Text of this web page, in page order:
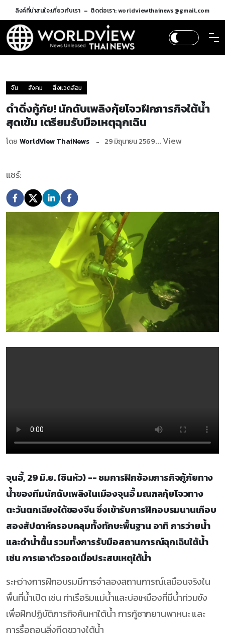
ลิงค์ที่น่าสนใจ:เกี่ยวกับเรา ติดต่อเรา: worldviewthainews@gmail.com
จีน สังคม สิ่งแวดล้อม
ดำดิ่งกู้ภัย! นักดับเพลิงกุ้ยโจวฝึกภารกิจใต้น้ำ
สุดเข้ม เตรียมรับมือเหตุฉุกเฉิน
โดย WorldView ThaiNews 29 มิถุนายน 2569... View
แชร์:
จุนอี้, 29 มิ.ย. (ซินหัว) -- ชมการฝึกซ้อมภารกิจกู้ภัยทาง
น้ำของทีมนักดับเพลิงในเมืองจุนอี้ มณฑลกุ้ยโจวทาง
ตะวันตกเฉียงใต้ของจีน ซึ่งเข้ารับการฝึกอบรมนานเกือบ
สองสัปดาห์ครอบคลุมทั้งทักษะพื้นฐาน อาทิ การว่ายน้ำ
และดำน้ำตื้น รวมทั้งการรับมือสถานการณ์ฉุกเฉินใต้น้ำ
เช่น การเอาตัวรอดเมื่อประสบเหตุใต้น้ำ
ระหว่างการฝึกอบรมมีการจำลองสถานการณ์เสมือนจริงใน
พื้นที่น้ำเปิด เช่น ท่าเรือริมแม่น้ำและบ่อเหมืองที่มีน้ำท่วมขัง
เพื่อฝึกปฏิบัติภารกิจค้นหาใต้น้ำ การกู้ซากยานพาหนะ และ
การรื้อถอนสิ่งกีดขวางใต้น้ำ